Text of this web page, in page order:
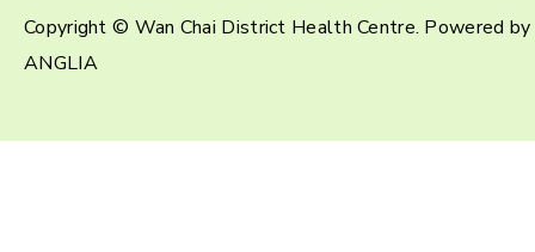
Copyright © Wan Chai District Health Centre. Powered by
ANGLIA